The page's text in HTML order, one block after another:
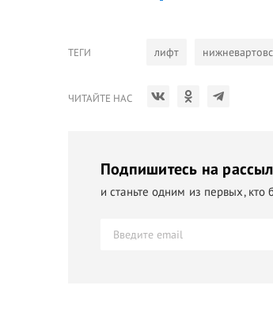
ТЕГИ лифт
ЧИТАЙТЕ НАС
Подпишитесь на
и станьте одним из первых, кто